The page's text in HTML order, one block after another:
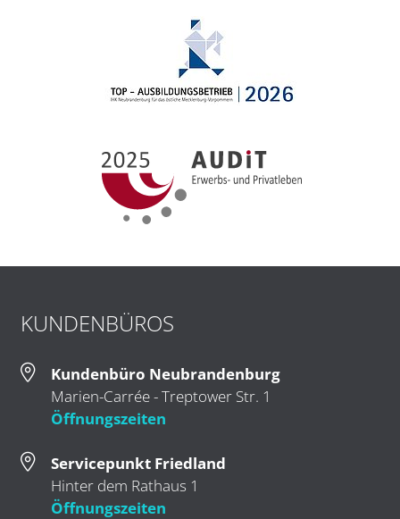
KUNDENBÜROS
Kundenbüro Neubrandenburg
Marien-Carrée - Treptower Str. 1
Öffnungszeiten
Servicepunkt Friedland
Hinter dem Rathaus 1
Öffnungszeiten